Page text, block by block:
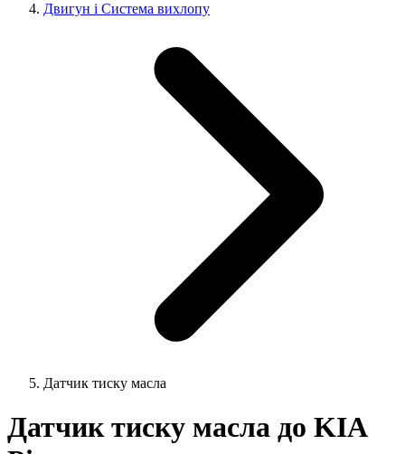
Двигун і Система вихлопу
Датчик тиску масла
Датчик тиску масла до KIA